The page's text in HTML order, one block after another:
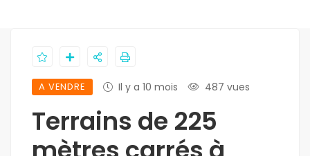
A VENDRE Il y a 10 mois 487 vues
Terrains de 225